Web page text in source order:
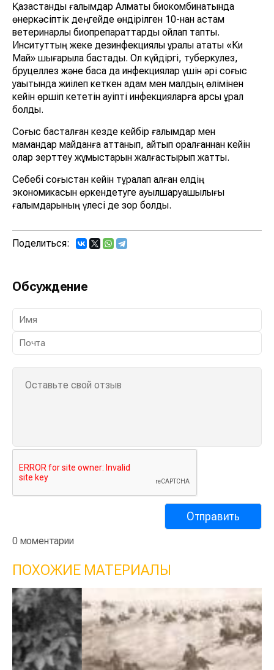
Қазақстандық ғалымдар Алматы биокомбинатында
өнеркәсіптік деңгейде өндірілген 10-нан астам
ветеринарлық биопрепараттарды ойлап тапты.
Инситуттың жеке дезинфекциялық құралы атақты «Ки
Май» шығарыла бастады. Ол күйдіргі, туберкулез,
бруцеллез және басқа да инфекциялар үшін әрі соғыс
уақытында жиілеп кеткен адам мен малдың өлімінен
кейін өршіп кететін қауіпті инфекцияларға қарсы құрал
болды.
Соғыс басталған кезде кейбір ғалымдар мен
мамандар майданға аттанып, қайтып оралғаннан кейін
олар зерттеу жұмыстарын жалғастырып жатты.
Себебі соғыстан кейін тұралап қалған елдің
экономикасын өркендетуге ауылшаруашылығы
ғалымдарының үлесі де зор болды.
Поделиться:
Обсуждение
0 моментарии
ПОХОЖИЕ МАТЕРИАЛЫ